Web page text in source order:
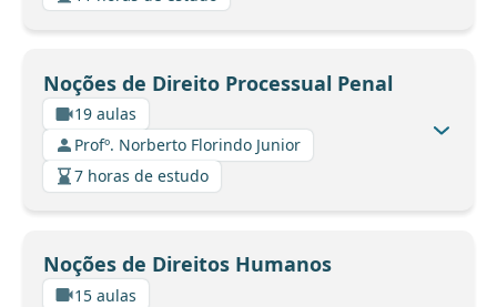
Noções de Direito Processual Penal
19 aulas
Profº. Norberto Florindo Junior
7 horas de estudo
Noções de Direitos Humanos
15 aulas